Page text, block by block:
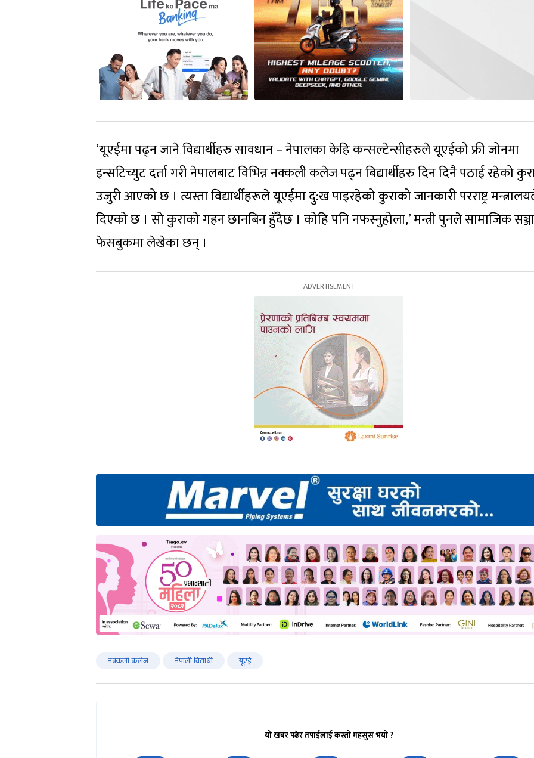
‘यूएईमा पढ्न जाने विद्यार्थीहरु सावधान – नेपालका केहि कन्सल्टेन्सीहरुले यूएईको फ्री जोनमा
इन्सटिच्युट दर्ता गरी नेपालबाट विभिन्न नक्कली कलेज पढ्न बिद्यार्थीहरु दिन दिनै पठाई रहेको
उजुरी आएको छ । त्यस्ता विद्यार्थीहरूले यूएईमा दु:ख पाइरहेको कुराको जानकारी परराष्ट्र
दिएको छ । सो कुराको गहन छानबिन हुँदैछ । कोहि पनि नफस्नुहोला,’ मन्त्री पुनले सामाजिक
फेसबुकमा लेखेका छन् ।
नक्कली कलेज नेपाली विद्यार्थी यूएई
यो खबर पढेर तपाईलाई कस्तो महसुस भयो ?